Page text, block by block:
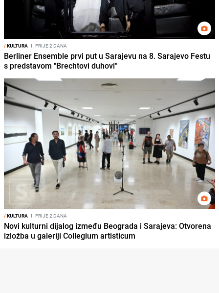
/KULTURA I PRIJE 2 DANA
Berliner Ensemble prvi put u Sarajevu na 8. Sarajevo Festu
s predstavom "Brechtovi duhovi"
/KULTURA I PRIJE 2 DANA
Novi kulturni dijalog između Beograda i Sarajeva: Otvorena
izložba u galeriji Collegium artisticum